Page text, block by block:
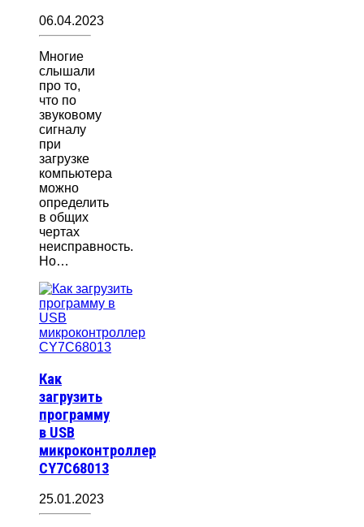
06.04.2023
Многие
слышали
про то,
что по
звуковому
сигналу
при
загрузке
компьютера
можно
определить
в общих
чертах
неисправность.
Но…
Как
загрузить
программу
в USB
микроконтроллер
CY7C68013
25.01.2023